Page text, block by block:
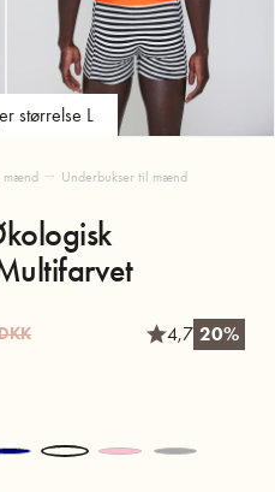
størrelse L
mænd Underbukser til mænd
4,7 20%